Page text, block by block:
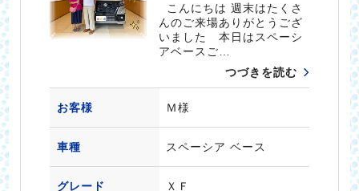
こんにちは 週末はたくさ
んのご来場ありがとうござ
いました 本日はスペーシ
アベースご…
つづきを読む
お客様 Ｍ様
車種 スペーシア ベース
グレード ＸＦ